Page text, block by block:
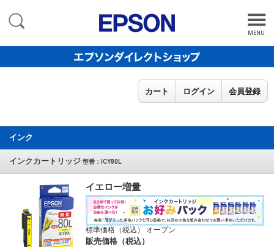
MENU
カート ログイン 会員登録
インク
インクカートリッジ 型番：ICY80L
イエロー増量
標準価格（税込） オープン
販売価格（税込）